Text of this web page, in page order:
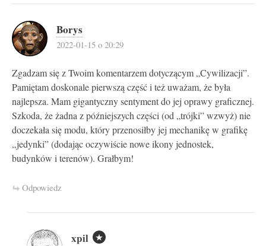
Borys
2022-01-15 o 20:29
Zgadzam się z Twoim komentarzem dotyczącym „Cywilizacji”.
Pamiętam doskonale pierwszą część i też uważam, że była
najlepsza. Mam gigantyczny sentyment do jej oprawy graficznej.
Szkoda, że żadna z późniejszych części (od „trójki” wzwyż) nie
doczekała się modu, który przenosiłby jej mechanikę w grafikę
„jedynki” (dodając oczywiście nowe ikony jednostek,
budynków i terenów). Grałbym!
Odpowiedz
xpil